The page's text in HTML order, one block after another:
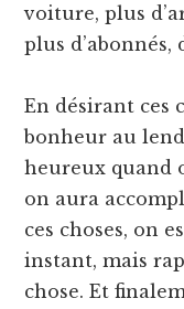
voiture, plus
plus d’abonnés,
En désirant ces
bonheur au
heureux quand
on aura
ces choses, on
instant, mais
chose. Et